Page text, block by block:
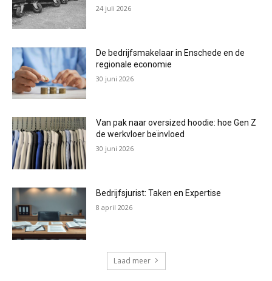
24 juli 2026
De bedrijfsmakelaar in Enschede en de
regionale economie
30 juni 2026
Van pak naar oversized hoodie: hoe Gen Z
de werkvloer beïnvloed
30 juni 2026
Bedrijfsjurist: Taken en Expertise
8 april 2026
Laad meer